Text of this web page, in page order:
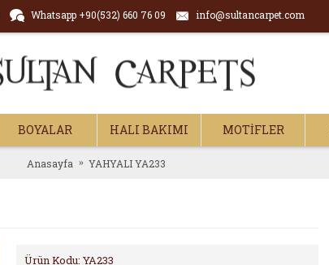
Whatsapp +90(532) 660 76 09 info@sultancarpet.com
BOYALAR HALI BAKIMI MOTİFLER
Anasayfa YAHYALI YA233
Ürün Kodu: YA233